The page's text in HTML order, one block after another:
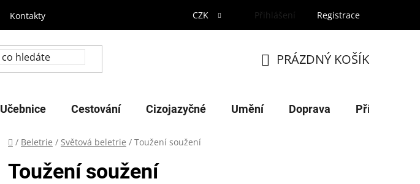
Kontakty CZK Přihlášení Registrace
KOŠÍK
PRÁZDNÝ KOŠÍK
Učebnice Cestování Cizojazyčné Umění Doprava Příroda
Domů
/ Beletrie / Světová beletrie / Toužení soužení
Toužení soužení